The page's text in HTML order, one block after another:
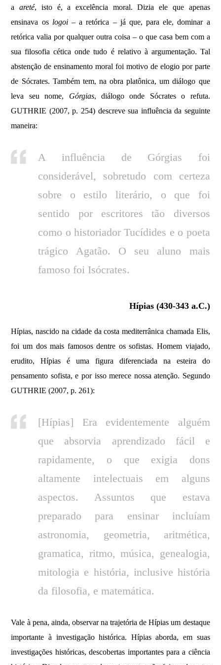
aareté, isto é, a excelência moral. Dizia ele que apenas
ensinava os logoi– a retórica – já que, para ele, dominar a
retórica valia por qualquer outra coisa – o que casa bem com a
sua filosofia cética onde tudo é relativo à argumentação. Tal
abstenção de ensinamento moral foi motivo de elogio por parte
de Sócrates. Também tem, na obra platônica, um diálogo que
leva seu nome, Górgias, diálogo onde Sócrates o refuta.
GUTHRIE (2007, p. 254) descreve sua influência da seguinte
maneira:
A influência de Górgias foi
considerável, sobretudo com certeza
sobre o estilo literário, o que foi
sentido por escritores tão diversos
como o historiador Tucídides e o poeta
trágico Agatão. O seu aluno mais
famoso foi Isócrates.
Hípias (430-343 a.C.)
Hípias, nascido na cidade da costa mediterrânica chamada Elis,
foi um dos mais famosos dentre os sofistas. Homem viajado,
erudito, Hípias é uma figura diferenciada na esteira do
pensamento sofista, e por isso merece nossa atenção. Segundo
GUTHRIE (2007, p. 261):
[Hípias] Era evidentemente alguém
que absorvia aprendizado fácil e
rapidamente, o que exigia dons
altamente intelectuais em alguns
aspectos. Assuntos que estava
preparado para ensinar incluíam
astronomia, geometria, aritmética,
gramatica, ritmo, música, genealogia,
mitologia e história, inclusive história
da filosofia, e matemática.
Vale à pena, ainda, observar na trajetória de Hípias um destaque
importante à investigação histórica. Hípias aborda, em suas
investigações históricas, descobertas importantes para a ciência